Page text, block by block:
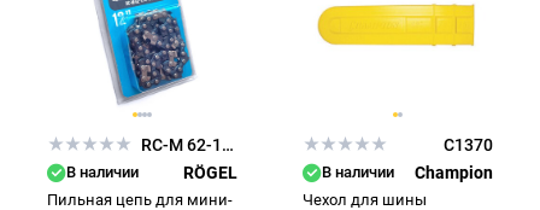
RC-M 62-1/4-1,1
В наличии RÖGEL
Пильная цепь для мини-
C1370
В наличии Champion
Чехол для шины